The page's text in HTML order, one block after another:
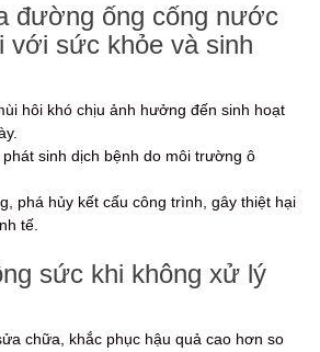
đường ống cống nước
với sức khỏe và sinh
hôi khó chịu ảnh hưởng đến sinh hoạt
phát sinh dịch bệnh do môi trường ô
phá hủy kết cấu công trình, gây thiệt hại
tế.
sức khi không xử lý
chữa, khắc phục hậu quả cao hơn so